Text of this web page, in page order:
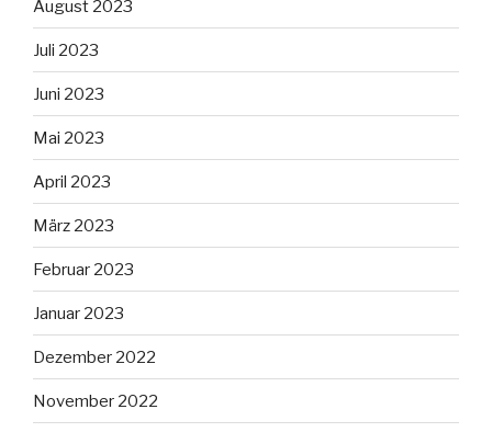
August 2023
Juli 2023
Juni 2023
Mai 2023
April 2023
März 2023
Februar 2023
Januar 2023
Dezember 2022
November 2022